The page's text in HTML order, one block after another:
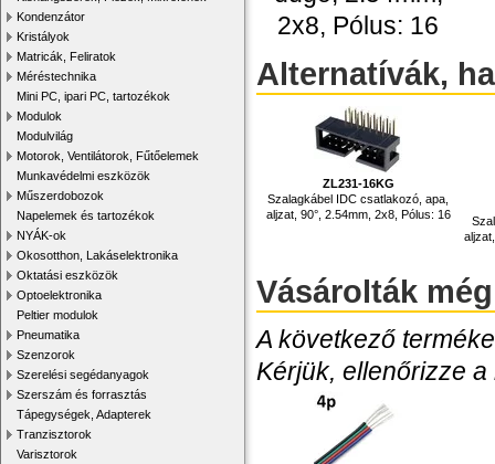
Kondenzátor
Kristályok
Matricák, Feliratok
Méréstechnika
Mini PC, ipari PC, tartozékok
Modulok
Modulvilág
Motorok, Ventilátorok, Fűtőelemek
Munkavédelmi eszközök
Műszerdobozok
Napelemek és tartozékok
NYÁK-ok
Okosotthon, Lakáselektronika
Oktatási eszközök
Optoelektronika
Peltier modulok
Pneumatika
Szenzorok
Szerelési segédanyagok
Szerszám és forrasztás
Tápegységek, Adapterek
Tranzisztorok
Varisztorok
2x8, Pólus: 16
Alternatívák,
ZL231-16KG
Szalagkábel IDC csatlakozó, apa,
aljzat, 90°, 2.54mm, 2x8, Pólus: 16
Vásárolták még
A következő
Kérjük, ellenőrizze